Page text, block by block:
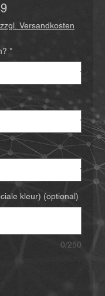
Price
zzgl. Versandkosten
*
kleur) (optional)
0/250